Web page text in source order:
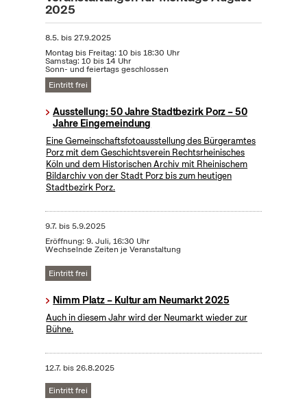
2025
8.5. bis27.9.2025
Montag bis Freitag: 10 bis 18:30 Uhr
Samstag: 10 bis 14 Uhr
Sonn- und feiertags geschlossen
Eintritt frei
Ausstellung: 50 Jahre Stadtbezirk Porz – 50
Jahre Eingemeindung
Eine Gemeinschaftsfotoausstellung des Bürgeramtes
Porz mit dem Geschichtsverein Rechtsrheinisches
Köln und dem Historischen Archiv mit Rheinischem
Bildarchiv von der Stadt Porz bis zum heutigen
Stadtbezirk Porz.
9.7. bis5.9.2025
Eröffnung: 9. Juli, 16:30 Uhr
Wechselnde Zeiten je Veranstaltung
Eintritt frei
Nimm Platz – Kultur am Neumarkt 2025
Auch in diesem Jahr wird der Neumarkt wieder zur
Bühne.
12.7. bis26.8.2025
Eintritt frei